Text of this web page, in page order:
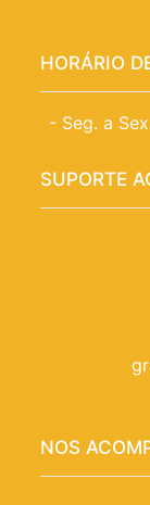
HORÁRIO
- Seg. a
SUPORTE
NOS